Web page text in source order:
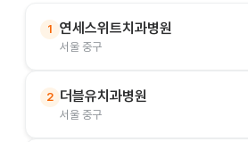
1 연세스위트치과병원
서울 중구
2 더블유치과병원
서울 중구